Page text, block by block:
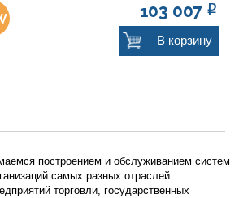
103 007 Р
В корзину
построением и обслуживанием систем
самых разных отраслей
торговли, государственных